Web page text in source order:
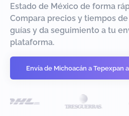
Estado de México de forma
Compara precios y tiempos
guías y da seguimiento a tu
plataforma.
Envía de Michoacán a Tepexpan